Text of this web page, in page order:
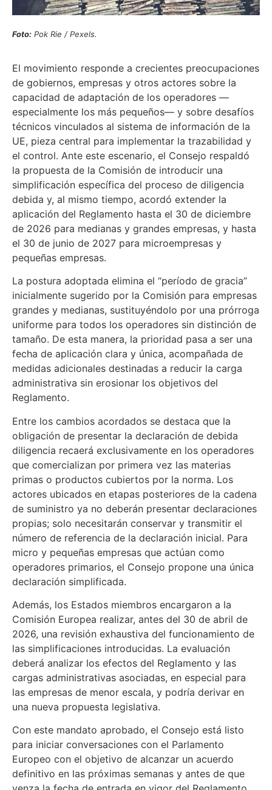
Foto: Pok Rie / Pexels.
El movimiento responde a crecientes preocupaciones
de gobiernos, empresas y otros actores sobre la
capacidad de adaptación de los operadores —
especialmente los más pequeños— y sobre desafíos
técnicos vinculados al sistema de información de la
UE, pieza central para implementar la trazabilidad y
el control. Ante este escenario, el Consejo respaldó
la propuesta de la Comisión de introducir una
simplificación específica del proceso de diligencia
debida y, al mismo tiempo, acordó extender la
aplicación del Reglamento hasta el 30 de diciembre
de 2026 para medianas y grandes empresas, y hasta
el 30 de junio de 2027 para microempresas y
pequeñas empresas.
La postura adoptada elimina el “período de gracia”
inicialmente sugerido por la Comisión para empresas
grandes y medianas, sustituyéndolo por una prórroga
uniforme para todos los operadores sin distinción de
tamaño. De esta manera, la prioridad pasa a ser una
fecha de aplicación clara y única, acompañada de
medidas adicionales destinadas a reducir la carga
administrativa sin erosionar los objetivos del
Reglamento.
Entre los cambios acordados se destaca que la
obligación de presentar la declaración de debida
diligencia recaerá exclusivamente en los operadores
que comercializan por primera vez las materias
primas o productos cubiertos por la norma. Los
actores ubicados en etapas posteriores de la cadena
de suministro ya no deberán presentar declaraciones
propias; solo necesitarán conservar y transmitir el
número de referencia de la declaración inicial. Para
micro y pequeñas empresas que actúan como
operadores primarios, el Consejo propone una única
declaración simplificada.
Además, los Estados miembros encargaron a la
Comisión Europea realizar, antes del 30 de abril de
2026, una revisión exhaustiva del funcionamiento de
las simplificaciones introducidas. La evaluación
deberá analizar los efectos del Reglamento y las
cargas administrativas asociadas, en especial para
las empresas de menor escala, y podría derivar en
una nueva propuesta legislativa.
Con este mandato aprobado, el Consejo está listo
para iniciar conversaciones con el Parlamento
Europeo con el objetivo de alcanzar un acuerdo
definitivo en las próximas semanas y antes de que